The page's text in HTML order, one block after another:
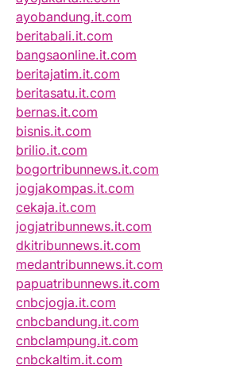
ayobandung.it.com
beritabali.it.com
bangsaonline.it.com
beritajatim.it.com
beritasatu.it.com
bernas.it.com
bisnis.it.com
brilio.it.com
bogortribunnews.it.com
jogjakompas.it.com
cekaja.it.com
jogjatribunnews.it.com
dkitribunnews.it.com
medantribunnews.it.com
papuatribunnews.it.com
cnbcjogja.it.com
cnbcbandung.it.com
cnbclampung.it.com
cnbckaltim.it.com